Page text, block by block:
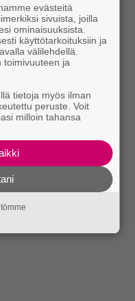
evästeitä
sivuista, joilla
ominaisuuksista.
käyttötarkoituksiin ja
välilehdellä.
toimivuuteen ja
tietoja myös ilman
peruste. Voit
milloin tahansa